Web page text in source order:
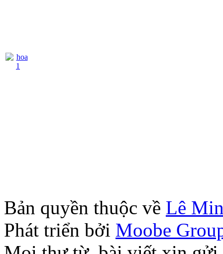
Bản quyền thuộc về Lê
Phát triển bởi Moobe